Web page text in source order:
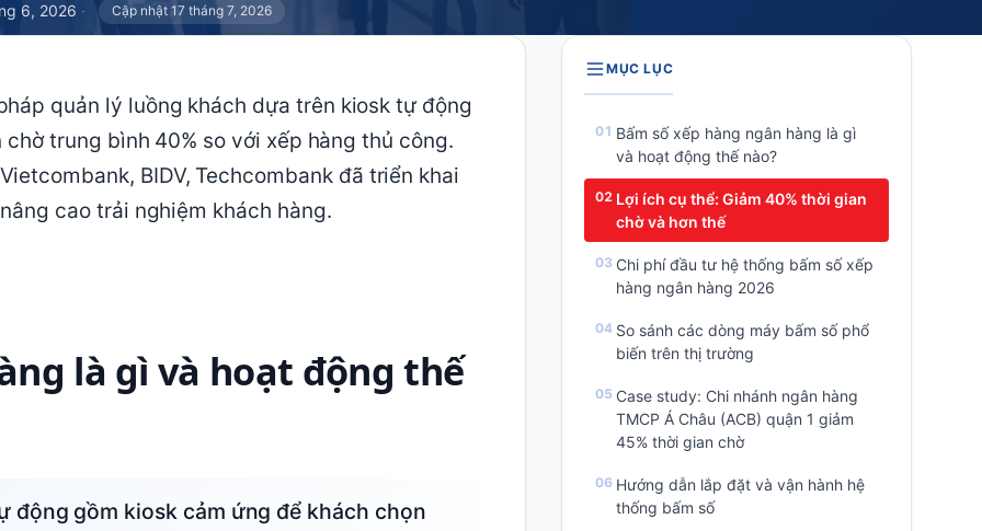
6, 2026 · Cập nhật 17 tháng 7, 2026
quản lý luồng khách dựa trên kiosk tự động
trung bình 40% so với xếp hàng thủ công.
BIDV, Techcombank đã triển khai
cao trải nghiệm khách hàng.
là gì và hoạt động thế
MỤC LỤC
Bấm số xếp hàng ngân hàng là gì
và hoạt động thế nào?
Lợi ích cụ thể: Giảm 40% thời gian
chờ và hơn thế
Chi phí đầu tư hệ thống bấm số xếp
hàng ngân hàng 2026
So sánh các dòng máy bấm số phổ
biến trên thị trường
Case study: Chi nhánh ngân hàng
TMCP Á Châu (ACB) quận 1 giảm
45% thời gian chờ
Hướng dẫn lắp đặt và vận hành hệ
thống bấm số